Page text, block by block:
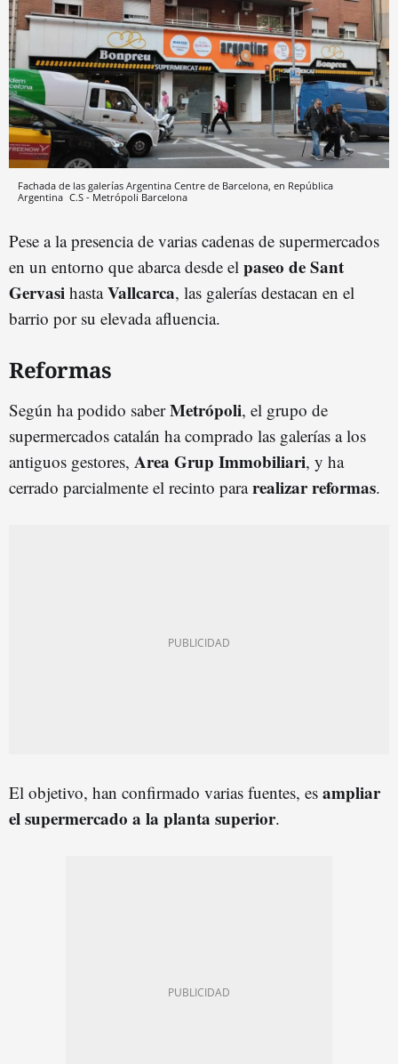
Fachada de las galerías Argentina Centre de Barcelona, en República
Argentina C.S - Metrópoli Barcelona
Pese a la presencia de varias cadenas de supermercados
en un entorno que abarca desde el paseo de Sant
Gervasi hastaVallcarca, las galerías destacan en el
barrio por su elevada afluencia.
Reformas
Según ha podido saberMetrópoli, el grupo de
supermercados catalán ha comprado las galerías a los
antiguos gestores, Area Grup Immobiliari, y ha
cerrado parcialmente el recinto pararealizar reformas.
El objetivo, han confirmado varias fuentes, es ampliar
el supermercado a la planta superior.